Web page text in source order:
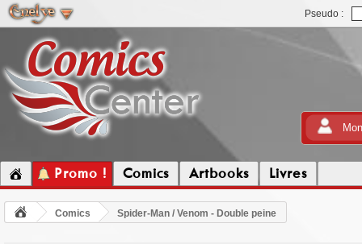
Pseudo :
Promo ! Comics Artbooks Livres
Comics Spider-Man / Venom - Double peine